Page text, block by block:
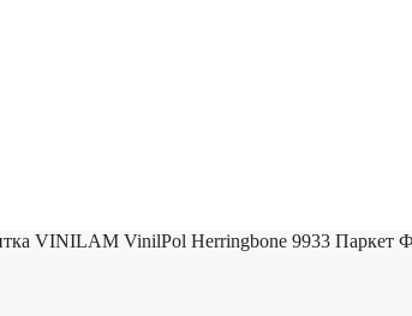
VINILAM VinilPol Herringbone 9933 Паркет